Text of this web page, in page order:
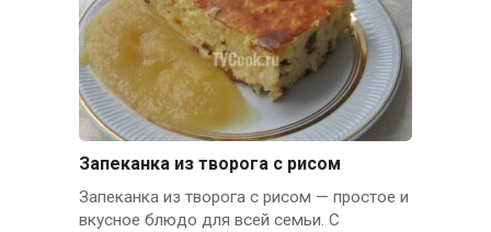
Запеканка из творога с рисом
Запеканка из творога с рисом — простое и
вкусное блюдо для всей семьи. С